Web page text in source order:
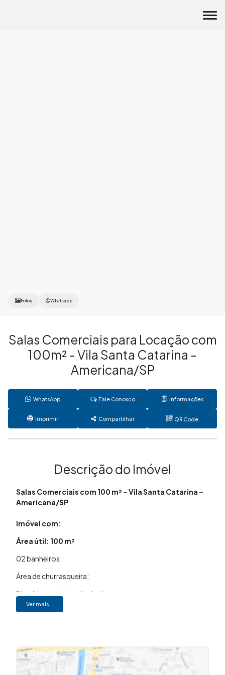
Fotos Whatsapp
Salas Comerciais para Locação com
100m² - Vila Santa Catarina -
Americana/SP
WhatsApp Fale Conosco Informações
Imprimir Compartilhar QR Code
Descrição do Imóvel
Salas Comerciais com 100 m² – Vila Santa Catarina –
Americana/SP
Imóvel com:
Área útil: 100 m²
02 banheiros;
Área de churrasqueira;
Piso frio em todo o imóvel;
Ambiente amplo e versátil.
Localizada no bairro Vila Santa Catarina, em Americana,
esta sala comercial oferece excelente localização, com
fácil acesso às principais vias da cidade e ótima visibilidade
Ver mais...